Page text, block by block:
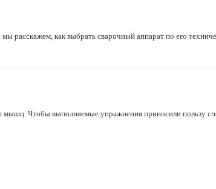
расскажем, как выбрать сварочный аппарат по его
Чтобы выполняемые упражнения приносили пользу